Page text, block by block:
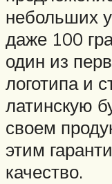
небольших
даже 100
один из
логотипа и
латинскую
своем
этим
качество.